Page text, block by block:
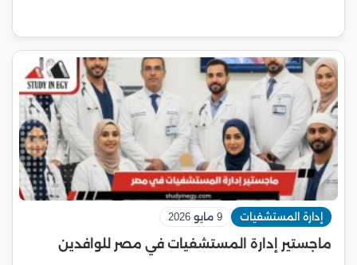
إدارة المستشفيات 9 مايو 2026
ماجستير إدارة المستشفيات في مصر للوافدين